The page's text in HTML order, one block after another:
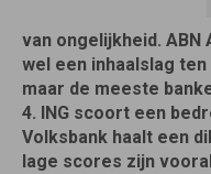
van ongelijkheid. ABN
wel een inhaalslag
maar de meeste
4. ING scoort een
Volksbank haalt een
lage scores zijn